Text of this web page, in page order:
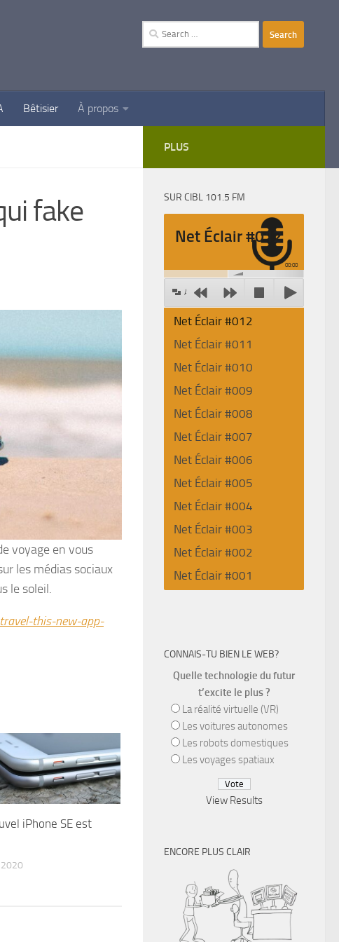
Search
for:
Bêtisier À propos
fake
voyage en vous
les médias sociaux
le soleil.
this-new-app-
iPhone SE est
2020
PLUS
SUR CIBL 101.5 FM
Net Éclair #012
00:00
Agrandir
Net Éclair #012
Net Éclair #011
Net Éclair #010
Net Éclair #009
Net Éclair #008
Net Éclair #007
Net Éclair #006
Net Éclair #005
Net Éclair #004
Net Éclair #003
Net Éclair #002
Net Éclair #001
CONNAIS-TU BIEN LE WEB?
Quelle technologie du futur
t’excite le plus ?
La réalité virtuelle (VR)
Les voitures autonomes
Les robots domestiques
Les voyages spatiaux
View Results
ENCORE PLUS CLAIR